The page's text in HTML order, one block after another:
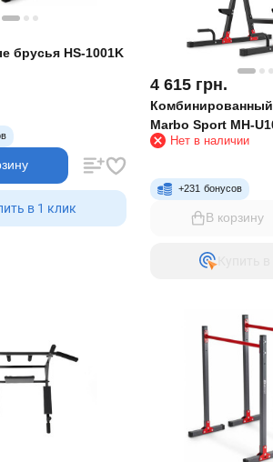
брусья HS-1001K
в 1 клик
4 615 грн.
Комбинированный
Marbo Sport MH-
Нет в наличии
+231 бонусов
В корзину